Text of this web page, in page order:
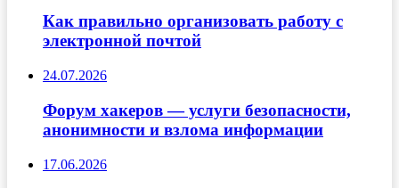
Как правильно организовать работу с
электронной почтой
24.07.2026
Форум хакеров — услуги безопасности,
анонимности и взлома информации
17.06.2026